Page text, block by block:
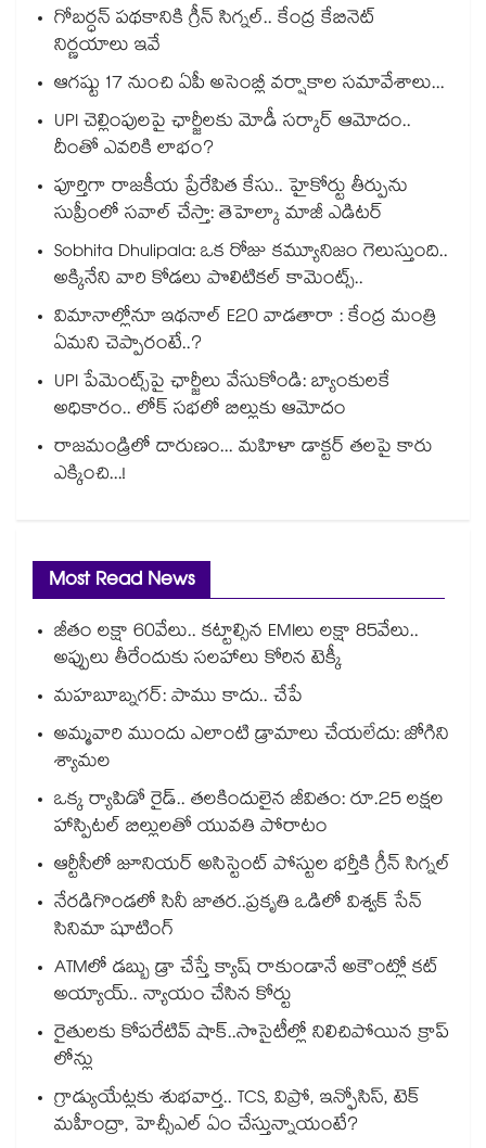
గోబర్ధన్ పథకానికి గ్రీన్ సిగ్నల్.. కేంద్ర కేబినెట్
నిర్ణయాలు ఇవే
ఆగష్టు 17 నుంచి ఏపీ అసెంబ్లీ వర్షాకాల సమావేశాలు...
UPI చెల్లింపులపై ఛార్జీలకు మోడీ సర్కార్ ఆమోదం..
దీంతో ఎవరికి లాభం?
పూర్తిగా రాజకీయ ప్రేరేపిత కేసు.. హైకోర్టు తీర్పును
సుప్రీంలో సవాల్ చేస్తా: తెహెల్కా మాజీ ఎడిటర్
Sobhita Dhulipala: ఒక రోజు కమ్యూనిజం గెలుస్తుంది..
అక్కినేని వారి కోడలు పొలిటికల్ కామెంట్స్..
విమానాల్లోనూ ఇథనాల్ E20 వాడతారా : కేంద్ర మంత్రి
ఏమని చెప్పారంటే..?
UPI పేమెంట్స్⁪పై ఛార్జీలు వేసుకోండి: బ్యాంకులకే
అధికారం.. లోక్ సభలో బిల్లుకు ఆమోదం
రాజమండ్రిలో దారుణం... మహిళా డాక్టర్ తలపై కారు
ఎక్కించి...!
Most Read News
జీతం లక్షా 60వేలు.. కట్టాల్సిన EMIలు లక్షా 85వేలు..
అప్పులు తీరేందుకు సలహాలు కోరిన టెక్కీ
మహబూబ్నగర్: పాము కాదు.. చేపే
అమ్మవారి ముందు ఎలాంటి డ్రామాలు చేయలేదు: జోగిని
శ్యామల
ఒక్క ర్యాపిడో రైడ్.. తలకిందులైన జీవితం: రూ.25 లక్షల
హాస్పిటల్ బిల్లులతో యువతి పోరాటం
ఆర్టీసీలో జూనియర్ అసిస్టెంట్‌‌ పోస్టుల భర్తీకి గ్రీన్‌‌ సిగ్నల్
నేరడిగొండలో సినీ జాతర..ప్రకృతి ఒడిలో విశ్వక్ సేన్
సినిమా షూటింగ్
ATMలో డబ్బు డ్రా చేస్తే క్యాష్ రాకుండానే అకౌంట్లో కట్
అయ్యాయ్.. న్యాయం చేసిన కోర్టు
రైతులకు కోపరేటివ్ షాక్..సొసైటీల్లో నిలిచిపోయిన క్రాప్
లోన్లు
గ్రాడ్యుయేట్లకు శుభవార్త.. TCS, విప్రో, ఇన్ఫోసిస్, టెక్
మహీంద్రా, హెచ్సీఎల్ ఏం చేస్తున్నాయంటే?